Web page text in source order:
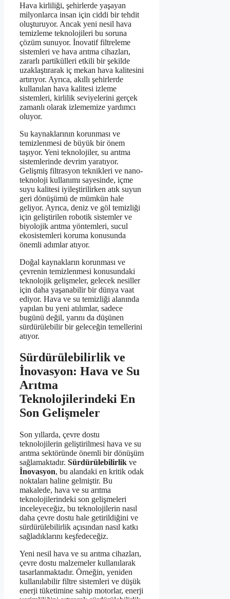
Hava kirliliği, şehirlerde yaşayan
milyonlarca insan için ciddi bir tehdit
oluşturuyor. Ancak yeni nesil hava
temizleme teknolojileri bu soruna
çözüm sunuyor. İnovatif filtreleme
sistemleri ve hava arıtma cihazları,
zararlı partikülleri etkili bir şekilde
uzaklaştırarak iç mekan hava kalitesini
artırıyor. Ayrıca, akıllı şehirlerde
kullanılan hava kalitesi izleme
sistemleri, kirlilik seviyelerini gerçek
zamanlı olarak izlememize yardımcı
oluyor.
Su kaynaklarının korunması ve
temizlenmesi de büyük bir önem
taşıyor. Yeni teknolojiler, su arıtma
sistemlerinde devrim yaratıyor.
Gelişmiş filtrasyon teknikleri ve nano-
teknoloji kullanımı sayesinde, içme
suyu kalitesi iyileştirilirken atık suyun
geri dönüşümü de mümkün hale
geliyor. Ayrıca, deniz ve göl temizliği
için geliştirilen robotik sistemler ve
biyolojik arıtma yöntemleri, sucul
ekosistemleri koruma konusunda
önemli adımlar atıyor.
Doğal kaynakların korunması ve
çevrenin temizlenmesi konusundaki
teknolojik gelişmeler, gelecek nesiller
için daha yaşanabilir bir dünya vaat
ediyor. Hava ve su temizliği alanında
yapılan bu yeni atılımlar, sadece
bugünü değil, yarını da düşünen
sürdürülebilir bir geleceğin temellerini
atıyor.
Sürdürülebilirlik ve
İnovasyon: Hava ve Su
Arıtma
Teknolojilerindeki En
Son Gelişmeler
Son yıllarda, çevre dostu
teknolojilerin geliştirilmesi hava ve su
arıtma sektöründe önemli bir dönüşüm
sağlamaktadır. Sürdürülebilirlik ve
İnovasyon, bu alandaki en kritik odak
noktaları haline gelmiştir. Bu
makalede, hava ve su arıtma
teknolojilerindeki son gelişmeleri
inceleyeceğiz, bu teknolojilerin nasıl
daha çevre dostu hale getirildiğini ve
sürdürülebilirlik açısından nasıl katkı
sağladıklarını keşfedeceğiz.
Yeni nesil hava ve su arıtma cihazları,
çevre dostu malzemeler kullanılarak
tasarlanmaktadır. Örneğin, yeniden
kullanılabilir filtre sistemleri ve düşük
enerji tüketimine sahip motorlar, enerji